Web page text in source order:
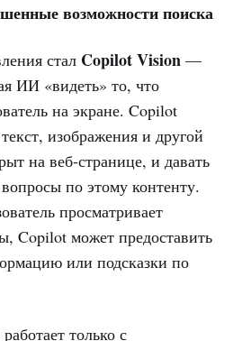
возможности поиска
стал Copilot Vision —
ИИ «видеть» то, что
на экране. Copilot
изображения и другой
на веб-странице, и давать
по этому контенту.
просматривает
Copilot может предоставить
или подсказки по
только с